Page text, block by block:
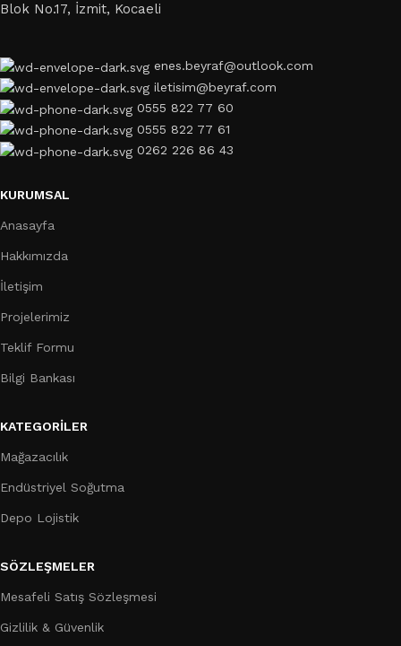
Blok No.17, İzmit, Kocaeli
enes.beyraf@outlook.com
iletisim@beyraf.com
0555 822 77 60
0555 822 77 61
0262 226 86 43
KURUMSAL
Anasayfa
Hakkımızda
İletişim
Projelerimiz
Teklif Formu
Bilgi Bankası
KATEGORILER
Mağazacılık
Endüstriyel Soğutma
Depo Lojistik
SÖZLEŞMELER
Mesafeli Satış Sözleşmesi
Gizlilik & Güvenlik